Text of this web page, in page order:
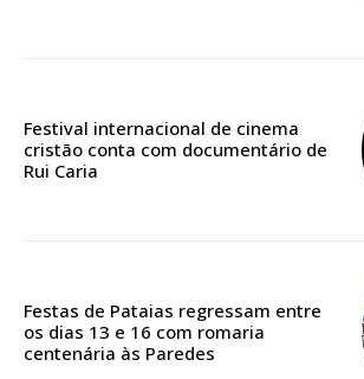
Acesso aos conteúdos Exclusivos
Escolha o plano
DIGITAL
16
Festival internacional de cinema
cristão conta com documentário de
Rui Caria
Festas de Pataias regressam entre
os dias 13 e 16 com romaria
centenária às Paredes